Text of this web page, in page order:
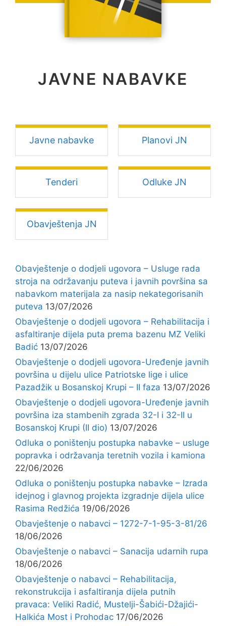
JAVNE NABAVKE
Javne nabavke Planovi JN
Tenderi Odluke JN
Obavještenja JN
Obavještenje o dodjeli ugovora – Usluge rada
stroja na održavanju puteva i javnih površina sa
nabavkom materijala za nasip nekategorisanih
puteva 13/07/2026
Obavještenje o dodjeli ugovora – Rehabilitacija i
asfaltiranje dijela puta prema bazenu MZ Veliki
Badić 13/07/2026
Obavještenje o dodjeli ugovora-Uređenje javnih
površina u dijelu ulice Patriotske lige i ulice
Pazadžik u Bosanskoj Krupi – II faza 13/07/2026
Obavještenje o dodjeli ugovora-Uređenje javnih
površina iza stambenih zgrada 32-I i 32-II u
Bosanskoj Krupi (II dio) 13/07/2026
Odluka o poništenju postupka nabavke – usluge
popravka i održavanja teretnih vozila i kamiona
22/06/2026
Odluka o poništenju postupka nabavke – Izrada
idejnog i glavnog projekta izgradnje dijela ulice
Rasima Redžića 19/06/2026
Obavještenje o nabavci – 1272-7-1-95-3-81/26
18/06/2026
Obavještenje o nabavci – Sanacija udarnih rupa
18/06/2026
Obavještenje o nabavci – Rehabilitacija,
rekonstrukcija i asfaltiranja dijela putnih
pravaca: Veliki Radić, Mustelji-Šabići-Džajići-
Halkića Most i Prohodac 17/06/2026